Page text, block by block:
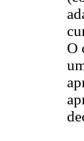
O